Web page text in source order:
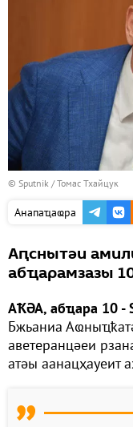
© Sputnik / Томас Тхайцук
Анапаҵаҩра
Аԥснытәи
абҵарамзазы
АҞӘА, абҵара 10 -
Бжьаниа
аветеранцәеи
атәы аанацҳауеит